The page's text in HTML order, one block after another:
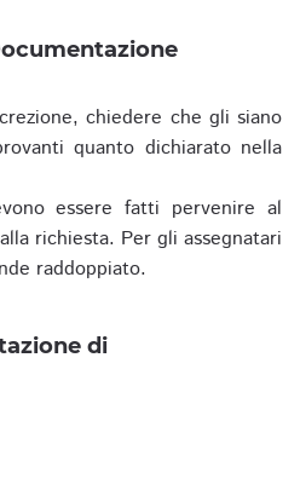
chiedere che gli siano
quanto dichiarato nella
essere fatti pervenire al
richiesta. Per gli assegnatari
raddoppiato.
di